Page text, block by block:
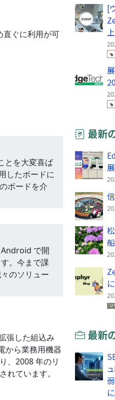
ぐに利用が可
とを大変喜ば
したボードに
ボードを介
Android で開
。今まで課
のソリュー
張した組込み
から業務用機器
、2008 年のリ
ています。
[
最新
ソ
最新